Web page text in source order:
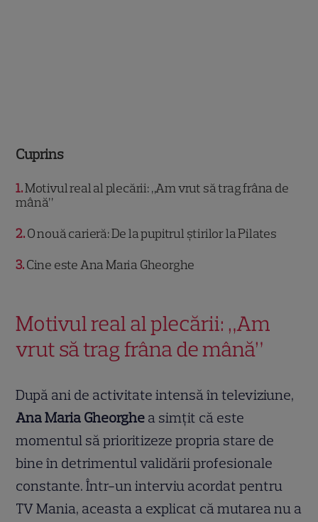
Cuprins
1 Motivul real al plecării: „Am vrut să trag frâna de
mână”
2 O nouă carieră: De la pupitrul știrilor la Pilates
3 Cine este Ana Maria Gheorghe
Motivul real al plecării: „Am
vrut să trag frâna de mână”
După ani de activitate intensă în televiziune,
Ana Maria Gheorghe a simțit că este
momentul să prioritizeze propria stare de
bine în detrimentul validării profesionale
constante. Într-un interviu acordat pentru
TV Mania, aceasta a explicat că mutarea nu a